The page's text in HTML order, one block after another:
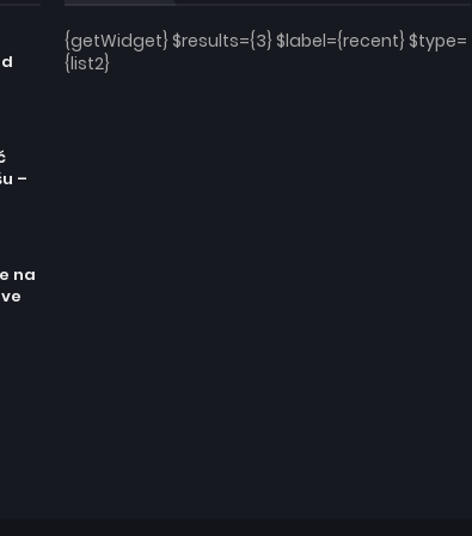
–
na
{getWidget} $results={3} $label={recent} $type=
{list2}